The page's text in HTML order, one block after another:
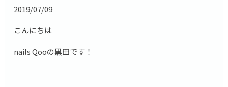
2019/07/09
こんにちは
nails Qooの黒田です！